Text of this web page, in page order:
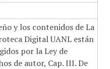
y los contenidos de La
Digital UANL están
por la Ley de
de autor, Cap. III. De